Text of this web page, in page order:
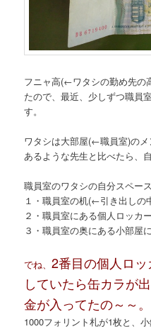
フニャ高(←ワタシの勤め先の
たので、最近、少しずつ職員
す。
ワタシは大部屋(←職員室)の
あるような先生と比べたら、
職員室のワタシの自分スペース
１・職員室の机(←引き出しの
２・職員室にある個人ロッカー
３・職員室の奥にある小部屋
でね、2番目の個人ロ
していたら缶カラが
金が入ってたの～～
1000フォリント札が1枚と、